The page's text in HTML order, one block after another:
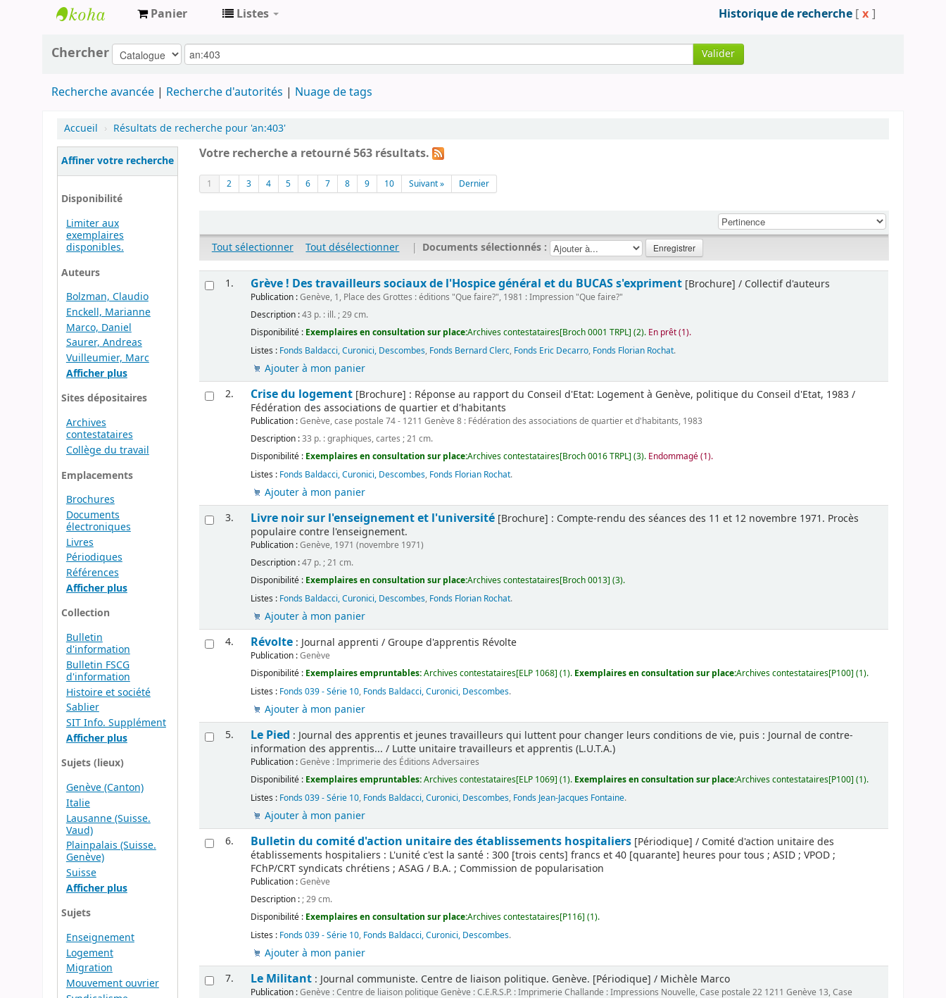
Archives
contestataires
Panier Listes Historique de recherche [ x ]
Chercher Valider
Recherche avancée Recherche d'autorités Nuage de tags
Accueil › Résultats de recherche pour 'an:403'
Affiner votre recherche
Disponibilité
Limiter aux
exemplaires
disponibles.
Auteurs
Bolzman, Claudio
Enckell, Marianne
Marco, Daniel
Saurer, Andreas
Vuilleumier, Marc
Afficher plus
Sites dépositaires
Archives
contestataires
Collège du travail
Emplacements
Brochures
Documents
électroniques
Livres
Périodiques
Références
Afficher plus
Collection
Bulletin
d'information
Bulletin FSCG
d'information
Histoire et société
Sablier
SIT Info. Supplément
Afficher plus
Sujets (lieux)
Genève (Canton)
Italie
Lausanne (Suisse.
Vaud)
Plainpalais (Suisse.
Genève)
Suisse
Afficher plus
Sujets
Enseignement
Logement
Migration
Mouvement ouvrier
Votre recherche a retourné 563 résultats.
1 2 3 4 5 6 7 8 9 10 Suivant » Dernier
Tout sélectionner Tout désélectionner | Documents sélectionnés :
1. Grève ! Des travailleurs sociaux de l'Hospice général et du BUCAS s'expriment [Brochure] / Collectif d'auteurs
Publication :Genève, 1, Place des Grottes : éditions "Que faire?", 1981 : Impression "Que faire?"
Description :43 p. : ill. ; 29 cm.
Disponibilité : Exemplaires en consultation sur place:Archives contestataires[Broch 0001 TRPL] (2). En prêt (1).
Listes : Fonds Baldacci, Curonici, Descombes, Fonds Bernard Clerc, Fonds Eric Decarro, Fonds Florian Rochat.
Ajouter à mon panier
2.
Crise du logement [Brochure] : Réponse au rapport du Conseil d'Etat: Logement à Genève, politique du Conseil d'Etat, 1983 /
Fédération des associations de quartier et d'habitants
Publication :Genève, case postale 74 - 1211 Genève 8 : Fédération des associations de quartier et d'habitants, 1983
Description :33 p. : graphiques, cartes ; 21 cm.
Disponibilité : Exemplaires en consultation sur place:Archives contestataires[Broch 0016 TRPL] (3). Endommagé (1).
Listes : Fonds Baldacci, Curonici, Descombes, Fonds Florian Rochat.
Ajouter à mon panier
3.
Livre noir sur l'enseignement et l'université [Brochure] : Compte-rendu des séances des 11 et 12 novembre 1971. Procès
populaire contre l'enseignement.
Publication :Genève, 1971 (novembre 1971)
Description :47 p. ; 21 cm.
Disponibilité : Exemplaires en consultation sur place:Archives contestataires[Broch 0013] (3).
Listes : Fonds Baldacci, Curonici, Descombes, Fonds Florian Rochat.
Ajouter à mon panier
4.
Révolte : Journal apprenti / Groupe d'apprentis Révolte
Publication :Genève
Disponibilité : Exemplaires empruntables:Archives contestataires[ELP 1068] (1). Exemplaires en consultation sur place:Archives contestataires[P100] (1).
Listes : Fonds 039 - Série 10, Fonds Baldacci, Curonici, Descombes.
Ajouter à mon panier
5.
Le Pied : Journal des apprentis et jeunes travailleurs qui luttent pour changer leurs conditions de vie, puis : Journal de contre-
information des apprentis... / Lutte unitaire travailleurs et apprentis (L.U.T.A.)
Publication :Genève : Imprimerie des Éditions Adversaires
Disponibilité : Exemplaires empruntables:Archives contestataires[ELP 1069] (1). Exemplaires en consultation sur place:Archives contestataires[P100] (1).
Listes : Fonds 039 - Série 10, Fonds Baldacci, Curonici, Descombes, Fonds Jean-Jacques Fontaine.
Ajouter à mon panier
6.
Bulletin du comité d'action unitaire des établissements hospitaliers [Périodique] / Comité d'action unitaire des
établissements hospitaliers : L'unité c'est la santé : 300 [trois cents] francs et 40 [quarante] heures pour tous ; ASID ; VPOD ;
FChP/CRT syndicats chrétiens ; ASAG / B.A. ; Commission de popularisation
Publication :Genève
Description :; 29 cm.
Disponibilité : Exemplaires en consultation sur place:Archives contestataires[P116] (1).
Listes : Fonds 039 - Série 10, Fonds Baldacci, Curonici, Descombes.
Ajouter à mon panier
7.
Le Militant : Journal communiste. Centre de liaison politique. Genève. [Périodique] / Michèle Marco
Publication :Genève : Centre de liaison politique Genève : C.E.R.S.P. : Imprimerie Challande : Impressions Nouvelle, Case postale 22 1211 Genève 13, Case